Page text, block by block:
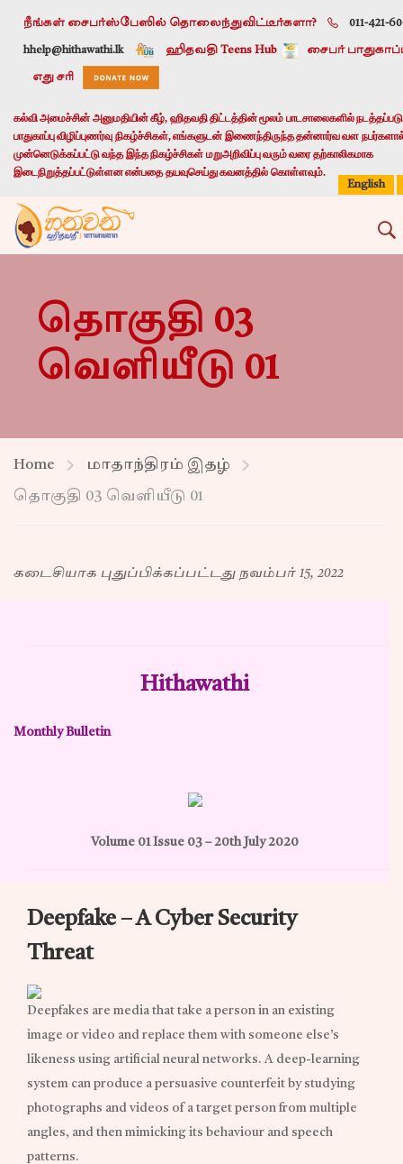
நீங்கள் சைபர்ஸ்பேஸில் தொலைந்துவிட்டீர்களா? 011-421-
hhelp@hithawathi.lk ஹிதவதி Teens Hub சைபர்
எது சரி
கல்வி அமைச்சின் அனுமதியின் கீழ், ஹிதவதி திட்டத்தின் மூலம் பாடசாலைகளில்
பாதுகாப்பு விழிப்புணர்வு நிகழ்ச்சிகள், எங்களுடன் இணைந்திருந்த தன்னார்வ வள
முன்னெடுக்கப்பட்டு வந்த இந்த நிகழ்ச்சிகள் மறுஅறிவிப்பு வரும் வரை தற்காலிகமாக
இடைநிறுத்தப்பட்டுள்ளன என்பதை தயவுசெய்து கவனத்தில் கொள்ளவும்.
English
தொகுதி 03
வெளியீடு 01
Home மாதாந்திரம் இதழ்
தொகுதி 03 வெளியீடு 01
கடைசியாக புதுப்பிக்கப்பட்டது நவம்பர் 15, 2022
Hithawathi
Monthly Bulletin
Volume 01 Issue 03 – 20th July 2020
Deepfake – A Cyber Security
Threat
Deepfakes are media that take a person in an existing
image or video and replace them with someone else’s
likeness using artificial neural networks. A deep-learning
system can produce a persuasive counterfeit by studying
photographs and videos of a target person from multiple
angles, and then mimicking its behaviour and speech
patterns.